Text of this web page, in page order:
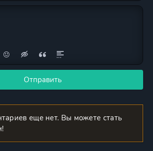
Отправить
еще нет. Вы можете стать